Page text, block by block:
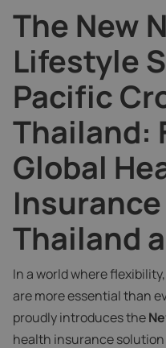
The New
Lifestyle
Pacific
Thailand:
Global
Thailand
In a world where
are more essential than
proudly introduces the
health insurance